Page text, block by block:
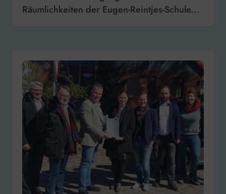
Räumlichkeiten der Eugen-Reintjes-Schule...